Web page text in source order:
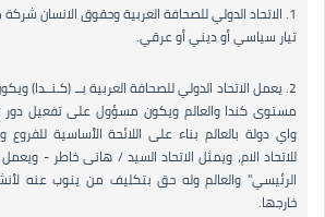
1. الاتحاد الدولي للصحافة العربية وحقوق الانسان
تيار سياسي أو ديني أو عرقي.
2. يعمل الاتحاد الدولي للصحافة العربية بــ (كـنــدا)
مستوى كندا والعالم ويكون مسؤول على تفعيل دور
واي دولة بالعالم بناء على اللائحة الأساسية للفروع
للاتحاد الام، ويمثل الاتحاد السيد / هانى خاطر - ويعمل
الرئيسي" والعالم وله حق بتكليف من ينوب عنه
خارجها.